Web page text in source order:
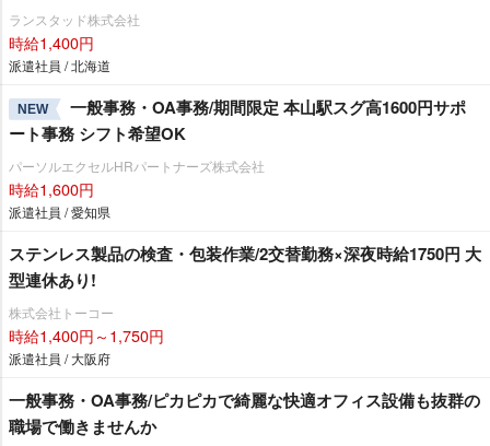
ランスタッド株式会社
時給1,400円
派遣社員 / 北海道
NEW
一般事務・OA事務/期間限定 本山駅スグ高1600円サポ
ート事務 シフト希望OK
パーソルエクセルHRパートナーズ株式会社
時給1,600円
派遣社員 / 愛知県
ステンレス製品の検査・包装作業/2交替勤務×深夜時給1750円 大
型連休あり!
株式会社トーコー
時給1,400円～1,750円
派遣社員 / 大阪府
一般事務・OA事務/ピカピカで綺麗な快適オフィス設備も抜群の
職場で働きませんか